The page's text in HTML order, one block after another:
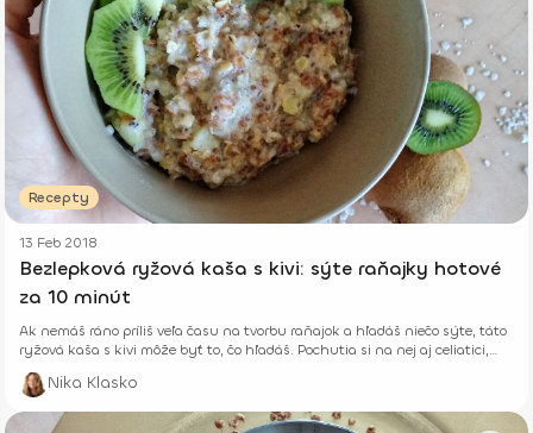
Recepty
13 Feb 2018
Bezlepková ryžová kaša s kivi: sýte raňajky hotové
za 10 minút
Ak nemáš ráno príliš veľa času na tvorbu raňajok a hľadáš niečo sýte, táto
ryžová kaša s kivi môže byť to, čo hľadáš. Pochutia si na nej aj celiatici,
pretože je bez lepku.
Nika Klasko